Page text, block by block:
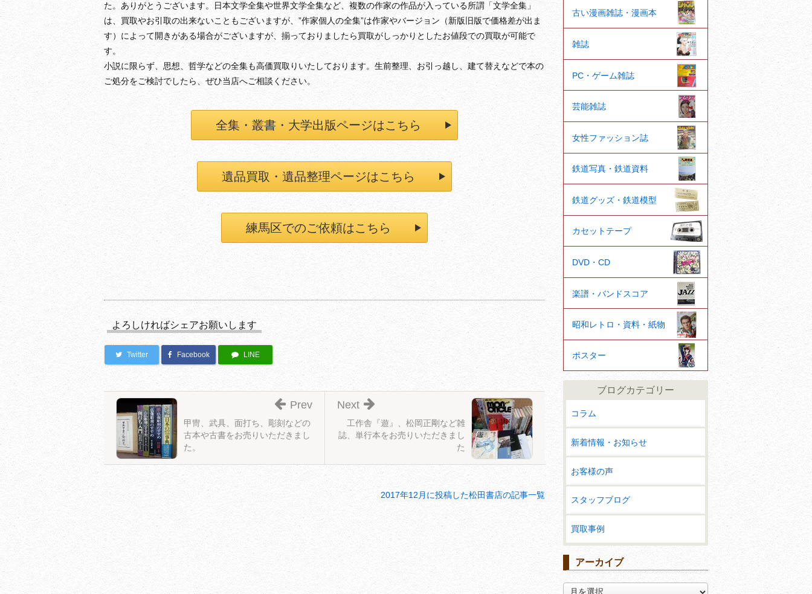
た。ありがとうございます。日本文学全集や世界文学全集など、複数の作家の作品が入っている所謂「文学全集」
は、買取やお引取の出来ないこともございますが、”作家個人の全集”は作家やバージョン（新版旧版で価格差が出ま
す）によって開きがある場合がございますが、揃っておりましたら買取がしっかりとしたお値段での買取が可能で
す。
小説に限らず、思想、哲学などの全集も高価買取りいたしております。生前整理、お引っ越し、建て替えなどで本の
ご処分をご検討でしたら、ぜひ当店へご相談ください。
全集・叢書・大学出版ページはこちら
遺品買取・遺品整理ページはこちら
練馬区でのご依頼はこちら
よろしければシェアお願いします
Twitter Facebook LINE
工作舎『遊』、松岡正剛など雑
誌、単行本をお売りいただきまし
た
Next
甲冑、武具、面打ち、彫刻などの
古本や古書をお売りいただきまし
た。
Prev
2017年12月に投稿した松田書店の記事一覧
古い漫画雑誌・漫画本
雑誌
PC・ゲーム雑誌
芸能雑誌
女性ファッション誌
鉄道写真・鉄道資料
鉄道グッズ・鉄道模型
カセットテープ
DVD・CD
楽譜・バンドスコア
昭和レトロ・資料・紙物
ポスター
ブログカテゴリー
コラム
新着情報・お知らせ
お客様の声
スタッフブログ
買取事例
アーカイブ